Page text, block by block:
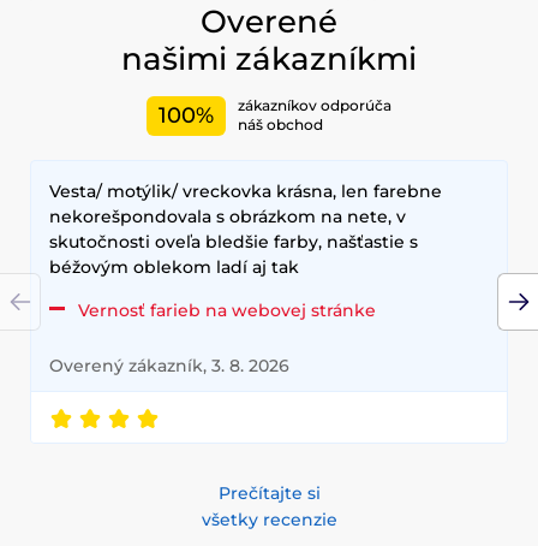
Overené
našimi zákazníkmi
100%
zákazníkov odporúča
náš obchod
Vesta/ motýlik/ vreckovka krásna, len farebne
nekorešpondovala s obrázkom na nete, v
skutočnosti oveľa bledšie farby, našťastie s
béžovým oblekom ladí aj tak
Vernosť farieb na webovej stránke
Overený zákazník, 3. 8. 2026
Prečítajte si
všetky recenzie